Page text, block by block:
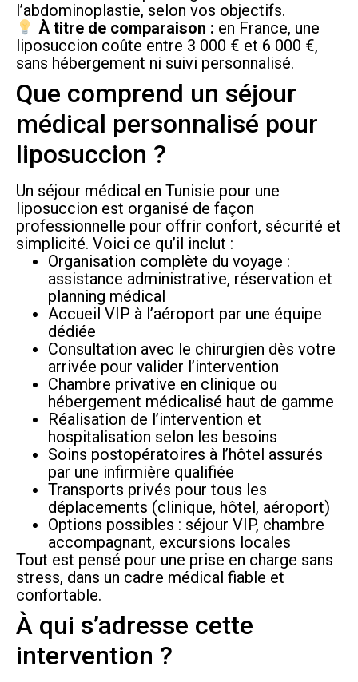
l’abdominoplastie, selon vos objectifs.
À titre de comparaison : en France, une
liposuccion coûte entre 3 000 € et 6 000 €,
sans hébergement ni suivi personnalisé.
Que comprend un séjour
médical personnalisé pour
liposuccion ?
Un séjour médical en Tunisie pour une
liposuccion est organisé de façon
professionnelle pour offrir confort, sécurité et
simplicité. Voici ce qu’il inclut :
Organisation complète du voyage :
assistance administrative, réservation et
planning médical
Accueil VIP à l’aéroport par une équipe
dédiée
Consultation avec le chirurgien dès votre
arrivée pour valider l’intervention
Chambre privative en clinique ou
hébergement médicalisé haut de gamme
Réalisation de l’intervention et
hospitalisation selon les besoins
Soins postopératoires à l’hôtel assurés
par une infirmière qualifiée
Transports privés pour tous les
déplacements (clinique, hôtel, aéroport)
Options possibles : séjour VIP, chambre
accompagnant, excursions locales
Tout est pensé pour une prise en charge sans
stress, dans un cadre médical fiable et
confortable.
À qui s’adresse cette
intervention ?